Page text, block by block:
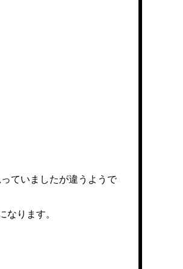
ていましたが違うようで
なります。